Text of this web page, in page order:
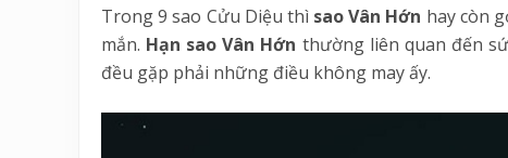
Trong 9 sao Cửu Diệu thìsao Vân Hớn hay còn
mắn. Hạn sao Vân Hớn thường liên quan đến
đều gặp phải những điều không may ấy.